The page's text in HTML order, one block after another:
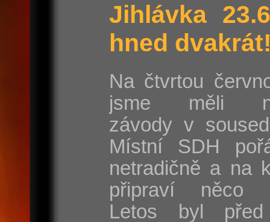
Jihlávka
hned
Na čtvrtou
jsme měli
závody v
Místní SDH
netradičně a na
připraví něco
Letos byl před